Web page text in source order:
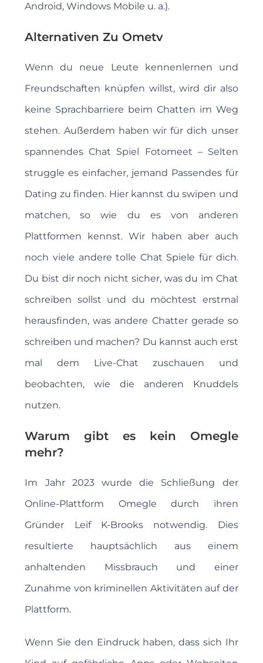
Android, Windows Mobile u. a.).
Alternativen Zu Ometv
Wenn du neue Leute kennenlernen und
Freundschaften knüpfen willst, wird dir also
keine Sprachbarriere beim Chatten im Weg
stehen. Außerdem haben wir für dich unser
spannendes Chat Spiel Fotomeet – Selten
struggle es einfacher, jemand Passendes für
Dating zu finden. Hier kannst du swipen und
matchen, so wie du es von anderen
Plattformen kennst. Wir haben aber auch
noch viele andere tolle Chat Spiele für dich.
Du bist dir noch nicht sicher, was du im Chat
schreiben sollst und du möchtest erstmal
herausfinden, was andere Chatter gerade so
schreiben und machen? Du kannst auch erst
mal dem Live-Chat zuschauen und
beobachten, wie die anderen Knuddels
nutzen.
Warum gibt es kein Omegle
mehr?
Im Jahr 2023 wurde die Schließung der
Online-Plattform Omegle durch ihren
Gründer Leif K-Brooks notwendig. Dies
resultierte hauptsächlich aus einem
anhaltenden Missbrauch und einer
Zunahme von kriminellen Aktivitäten auf der
Plattform.
Wenn Sie den Eindruck haben, dass sich Ihr